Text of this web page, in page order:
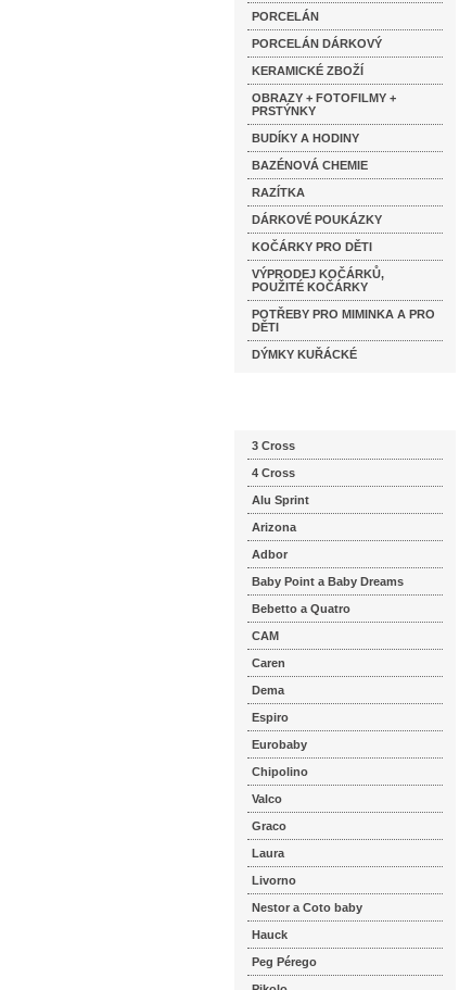
PORCELÁN
PORCELÁN DÁRKOVÝ
KERAMICKÉ ZBOŽÍ
OBRAZY + FOTOFILMY +
PRSTÝNKY
BUDÍKY A HODINY
BAZÉNOVÁ CHEMIE
RAZÍTKA
DÁRKOVÉ POUKÁZKY
KOČÁRKY PRO DĚTI
VÝPRODEJ KOČÁRKŮ,
POUŽITÉ KOČÁRKY
POTŘEBY PRO MIMINKA A PRO
DĚTI
DÝMKY KUŘÁCKÉ
3 Cross
4 Cross
Alu Sprint
Arizona
Adbor
Baby Point a Baby Dreams
Bebetto a Quatro
CAM
Caren
Dema
Espiro
Eurobaby
Chipolino
Valco
Graco
Laura
Livorno
Nestor a Coto baby
Hauck
Peg Pérego